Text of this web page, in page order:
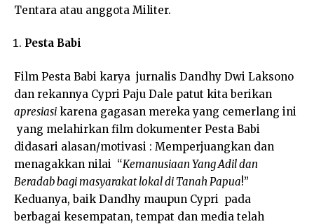
Tentara atau anggota Militer.
Pesta Babi
Film Pesta Babi karya jurnalis Dandhy Dwi Laksono
dan rekannya Cypri Paju Dale patut kita berikan
apresiasi karena gagasan mereka yang cemerlang ini
yang melahirkan film dokumenter Pesta Babi
didasari alasan/motivasi : Memperjuangkan dan
menagakkan nilai “Kemanusiaan Yang Adil dan
Beradab bagi masyarakat lokal di Tanah Papua!”
Keduanya, baik Dandhy maupun Cypri pada
berbagai kesempatan, tempat dan media telah